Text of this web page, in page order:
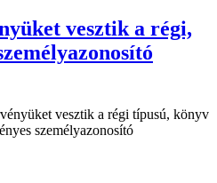
vesztik a régi,
vesztik a régi típusú, könyv
személyazonosító